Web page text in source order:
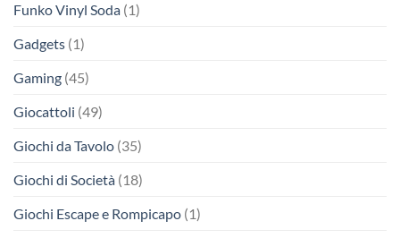
Funko Vinyl Soda (1)
Gadgets (1)
Gaming (45)
Giocattoli (49)
Giochi da Tavolo (35)
Giochi di Società (18)
Giochi Escape e Rompicapo (1)